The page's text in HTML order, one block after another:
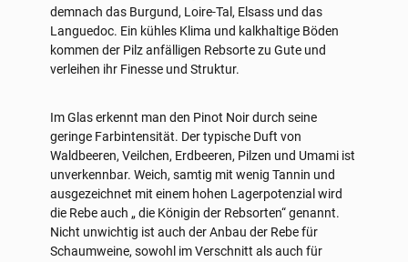
demnach das Burgund, Loire-Tal, Elsass und das
Languedoc. Ein kühles Klima und kalkhaltige Böden
kommen der Pilz anfälligen Rebsorte zu Gute und
verleihen ihr Finesse und Struktur.
Im Glas erkennt man den Pinot Noir durch seine
geringe Farbintensität. Der typische Duft von
Waldbeeren, Veilchen, Erdbeeren, Pilzen und Umami ist
unverkennbar. Weich, samtig mit wenig Tannin und
ausgezeichnet mit einem hohen Lagerpotenzial wird
die Rebe auch „ die Königin der Rebsorten“ genannt.
Nicht unwichtig ist auch der Anbau der Rebe für
Schaumweine, sowohl im Verschnitt als auch für